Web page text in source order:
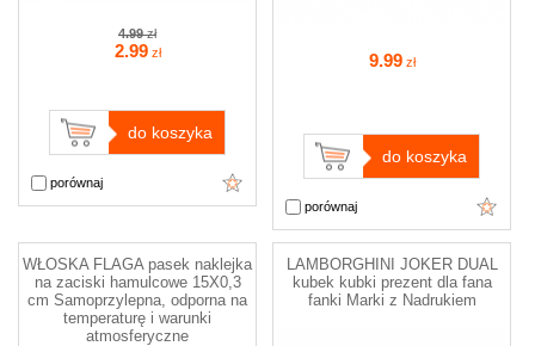
4.99 zł
2.99 zł
do koszyka
porównaj
9.99 zł
do koszyka
porównaj
WŁOSKA FLAGA pasek naklejka
na zaciski hamulcowe 15X0,3
cm Samoprzylepna, odporna na
temperaturę i warunki
atmosferyczne
LAMBORGHINI JOKER DUAL
kubek kubki prezent dla fana
fanki Marki z Nadrukiem